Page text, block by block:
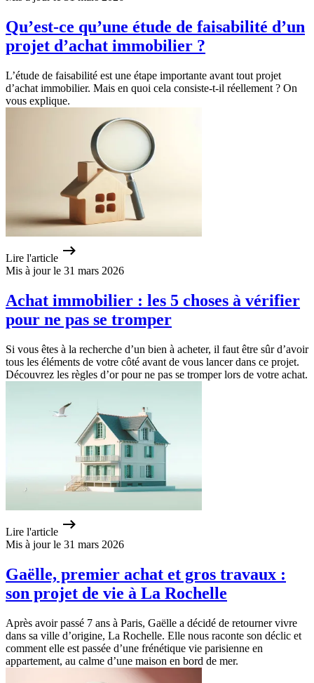
Qu’est-ce qu’une étude de faisabilité d’un
projet d’achat immobilier ?
L’étude de faisabilité est une étape importante avant tout projet
d’achat immobilier. Mais en quoi cela consiste-t-il réellement ? On
vous explique.
Lire l'article
Mis à jour le 31 mars 2026
Achat immobilier : les 5 choses à vérifier
pour ne pas se tromper
Si vous êtes à la recherche d’un bien à acheter, il faut être sûr d’avoir
tous les éléments de votre côté avant de vous lancer dans ce projet.
Découvrez les règles d’or pour ne pas se tromper lors de votre achat.
Lire l'article
Mis à jour le 31 mars 2026
Gaëlle, premier achat et gros travaux :
son projet de vie à La Rochelle
Après avoir passé 7 ans à Paris, Gaëlle a décidé de retourner vivre
dans sa ville d’origine, La Rochelle. Elle nous raconte son déclic et
comment elle est passée d’une frénétique vie parisienne en
appartement, au calme d’une maison en bord de mer.